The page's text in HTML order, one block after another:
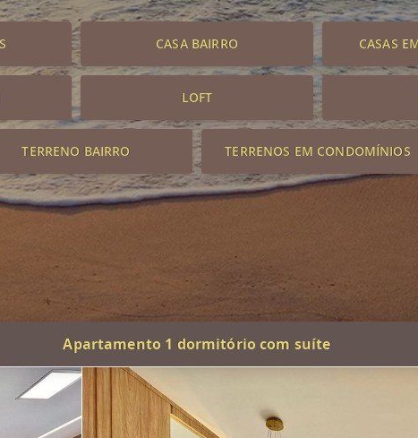
CASA BAIRRO CASAS
LOFT
TERRENO BAIRRO TERRENOS EM CONDOMÍNIOS
Apartamento 1 dormitório com suíte